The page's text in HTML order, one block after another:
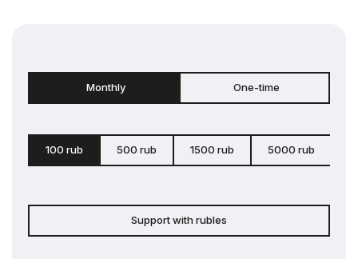
Monthly One-time
100 rub 500 rub 1500 rub 5000 rub
Support with rubles